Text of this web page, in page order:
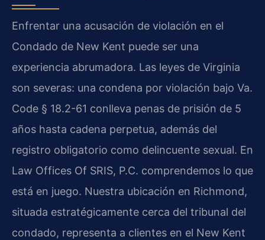
Enfrentar una acusación de violación en el
Condado de New Kent puede ser una
experiencia abrumadora. Las leyes de Virginia
son severas: una condena por violación bajo Va.
Code § 18.2-61 conlleva penas de prisión de 5
años hasta cadena perpetua, además del
registro obligatorio como delincuente sexual. En
Law Offices Of SRIS, P.C. comprendemos lo que
está en juego. Nuestra ubicación en Richmond,
situada estratégicamente cerca del tribunal del
condado, representa a clientes en el New Kent